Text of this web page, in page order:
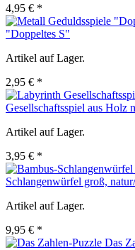
4,95 € *
"Doppeltes S"
Artikel auf Lager.
2,95 € *
Gesellschaftsspiel aus Holz
Artikel auf Lager.
3,95 € *
Schlangenwürfel groß,
Artikel auf Lager.
9,95 € *
Das